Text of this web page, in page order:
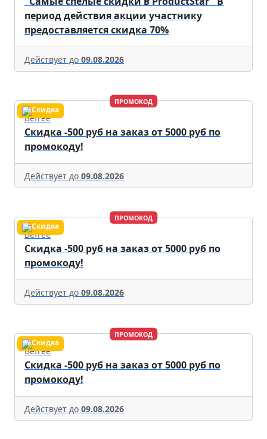
период действия акции участнику
предоставляется скидка 70%
Действует до 09.08.2026
ПРОМОКОД
Befree
Скидка -500 руб на заказ от 5000 руб по
промокоду!
Действует до 09.08.2026
ПРОМОКОД
Befree
Скидка -500 руб на заказ от 5000 руб по
промокоду!
Действует до 09.08.2026
ПРОМОКОД
Befree
Скидка -500 руб на заказ от 5000 руб по
промокоду!
Действует до 09.08.2026